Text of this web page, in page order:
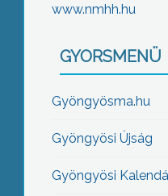
www.nmhh.hu
GYORSMENÜ
Gyöngyösma.hu
Gyöngyösi Újság
Gyöngyösi